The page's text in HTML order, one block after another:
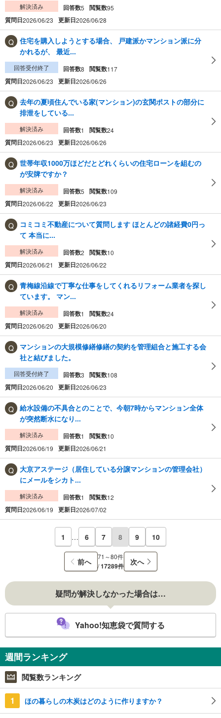
解決済み 回答数5 閲覧数95
質問日2026/06/23 更新日2026/06/28
住宅を購入しようとする場合、 戸建派かマンション派に分
かれるが、 最近...
回答受付終了 回答数8 閲覧数117
質問日2026/06/23 更新日2026/06/26
去年の夏頃住んでいる家(マンション)の玄関ポストの部分に
排泄をしている...
解決済み 回答数1 閲覧数24
質問日2026/06/23 更新日2026/06/26
世帯年収1000万ほどだとどれくらいの住宅ローンを組むの
が安牌ですか？
解決済み 回答数5 閲覧数109
質問日2026/06/22 更新日2026/06/23
コミコミ不動産について質問します ほとんどの諸経費0円っ
て 本当に...
解決済み 回答数2 閲覧数10
質問日2026/06/21 更新日2026/06/22
青梅線沿線で丁寧な仕事をしてくれるリフォーム業者を探し
ています。 マン...
解決済み 回答数1 閲覧数24
質問日2026/06/20 更新日2026/06/20
マンションの大規模修繕修繕の契約を管理組合と施工する会
社と結びました。
回答受付終了 回答数3 閲覧数108
質問日2026/06/20 更新日2026/06/23
給水設備の不具合とのことで、今朝7時からマンション全体
が突然断水になり...
解決済み 回答数1 閲覧数10
質問日2026/06/19 更新日2026/06/21
大京アステージ（居住している分譲マンションの管理会社）
にメールをシカト...
解決済み 回答数1 閲覧数12
質問日2026/06/19 更新日2026/07/02
1 … 6 7 8 9 10
前へ
71～80件
/17289件 次へ
疑問が解決しなかった場合は…
Yahoo!知恵袋で質問する
週間ランキング
閲覧数ランキング
1 ほの暮らしの木炭はどのように作りますか？